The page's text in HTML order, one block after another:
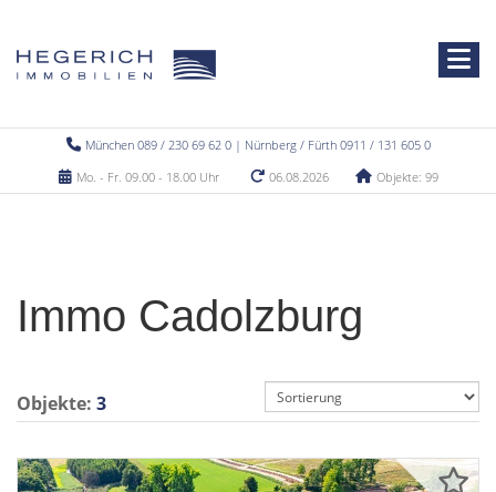
München 089 / 230 69 62 0 | Nürnberg / Fürth 0911 / 131 605 0
Mo. - Fr. 09.00 - 18.00 Uhr
06.08.2026 Objekte: 99
Immo Cadolzburg
Objekte: 3